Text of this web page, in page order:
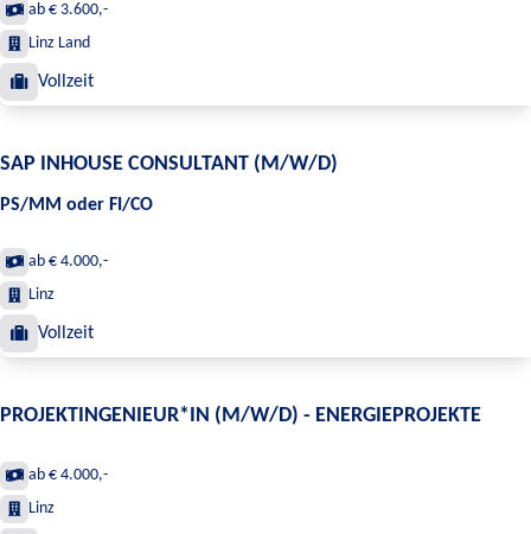
ab € 3.600,-
Linz Land
Vollzeit
SAP INHOUSE CONSULTANT (M/W/D)
PS/MM oder FI/CO
ab € 4.000,-
Linz
Vollzeit
PROJEKTINGENIEUR*IN (M/W/D) - ENERGIEPROJEKTE
ab € 4.000,-
Linz